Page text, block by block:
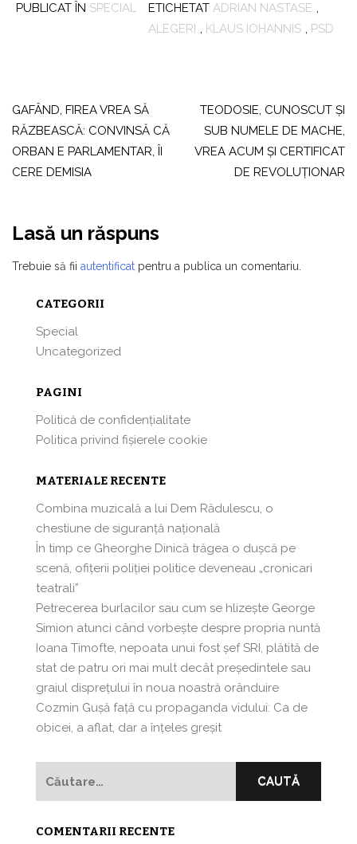
PUBLICAT ÎN SPECIAL ETICHETAT ADRIAN NASTASE ,
ALEGERI , KLAUS IOHANNIS , PSD
în
articole
GAFÂND, FIREA VREA SĂ
RĂZBEASCĂ: CONVINSĂ CĂ
ORBAN E PARLAMENTAR, ÎI
CERE DEMISIA
TEODOSIE, CUNOSCUT ŞI
SUB NUMELE DE MACHE,
VREA ACUM ŞI CERTIFICAT
DE REVOLUŢIONAR
Lasă un răspuns
Trebuie să fii autentificat pentru a publica un comentariu.
CATEGORII
Special
Uncategorized
PAGINI
Politică de confidențialitate
Politica privind fișierele cookie
MATERIALE RECENTE
Combina muzicală a lui Dem Rădulescu, o
chestiune de siguranță națională
În timp ce Gheorghe Dinică trăgea o dușcă pe
scenă, ofițerii poliției politice deveneau „cronicari
teatrali”
Petrecerea burlacilor sau cum se hlizeşte George
Simion atunci când vorbeşte despre propria nuntă
Ioana Timofte, nepoata unui fost şef SRI, plătită de
stat de patru ori mai mult decât preşedintele sau
graiul disprețului în noua noastră orânduire
Cozmin Guşă faţă cu propaganda vidului: Ca de
obicei, a aflat, dar a înțeles greșit
COMENTARII RECENTE